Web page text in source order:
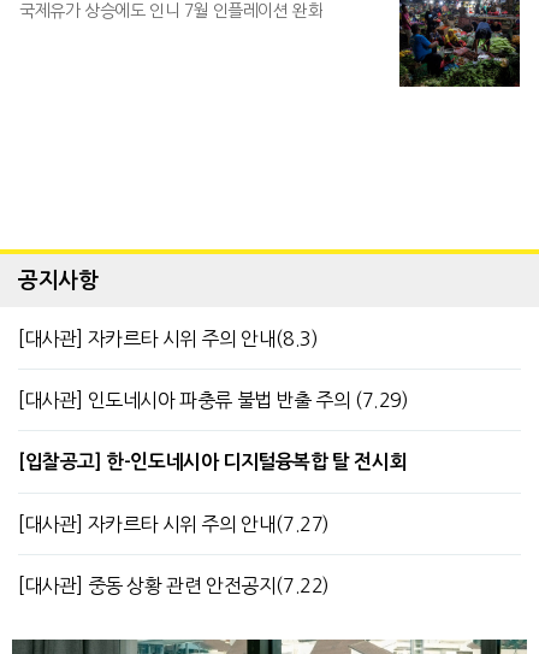
국제유가 상승에도 인니 7월 인플레이션 완화
공지사항
[대사관] 자카르타 시위 주의 안내(8.3)
[대사관] 인도네시아 파충류 불법 반출 주의 (7.29)
[입찰공고] 한-인도네시아 디지털융복합 탈 전시회
[대사관] 자카르타 시위 주의 안내(7.27)
[대사관] 중동 상황 관련 안전공지(7.22)